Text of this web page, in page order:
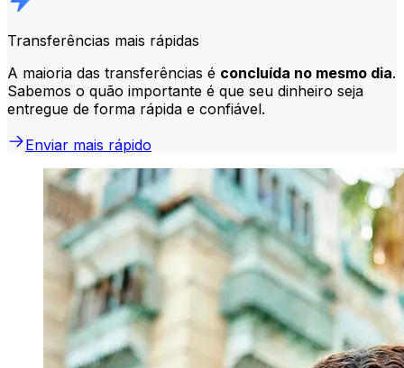
Transferências mais rápidas
A maioria das transferências é concluída no mesmo dia.
Sabemos o quão importante é que seu dinheiro seja
entregue de forma rápida e confiável.
Enviar mais rápido